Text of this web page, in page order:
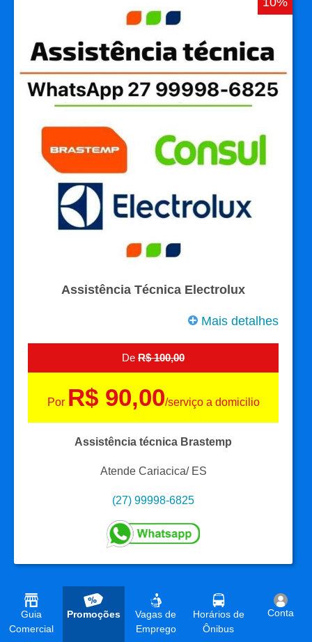
Guia
Comercial
Promoções
Vagas de
Emprego
Horários de
Ônibus
Conta
Assistência Técnica Electrolux
Mais detalhes
De R$ 100,00
Por R$ 90,00/serviço a domicilio
Assistência técnica Brastemp
Atende Cariacica/ ES
(27) 99998-6825